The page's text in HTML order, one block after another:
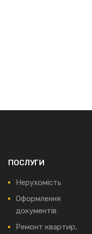
ПОСЛУГИ
Нерухомість
Оформлення
документів
Ремонт квартир,